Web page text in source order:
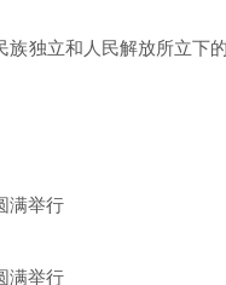
独立和人民解放所立下